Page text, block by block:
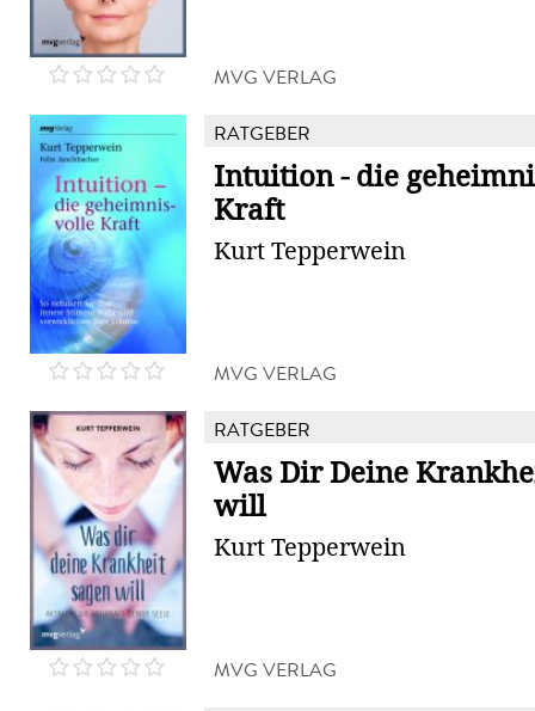
MVG VERLAG
RATGEBER
Intuition - die
Kraft
Kurt Tepperwein
MVG VERLAG
RATGEBER
Was Dir Deine
will
Kurt Tepperwein
MVG VERLAG